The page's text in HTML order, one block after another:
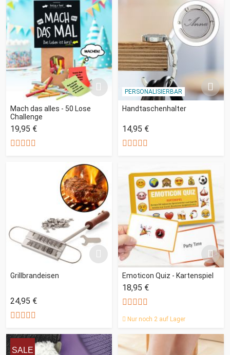
Mach das alles - 50 Lose
Challenge
19,95 €
PERSONALISIERBAR
Handtaschenhalter
14,95 €
Grillbrandeisen
24,95 €
Emoticon Quiz - Kartenspiel
18,95 €
Nur noch 2 auf Lager
SALE